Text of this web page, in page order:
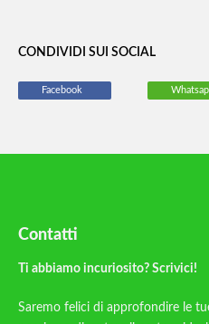
CONDIVIDI SUI SOCIAL
Facebook
Contatti
Ti abbiamo incuriosito? Scrivici!
Saremo felici di approfondire le